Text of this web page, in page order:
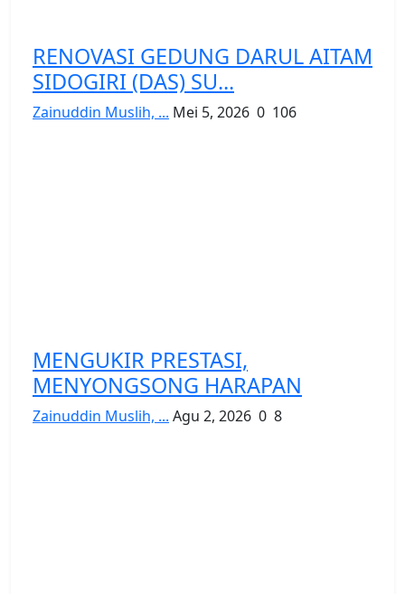
RENOVASI GEDUNG DARUL AITAM
SIDOGIRI (DAS) SU...
Zainuddin Muslih, ... Mei 5, 2026 0 106
MENGUKIR PRESTASI,
MENYONGSONG HARAPAN
Zainuddin Muslih, ... Agu 2, 2026 0 8